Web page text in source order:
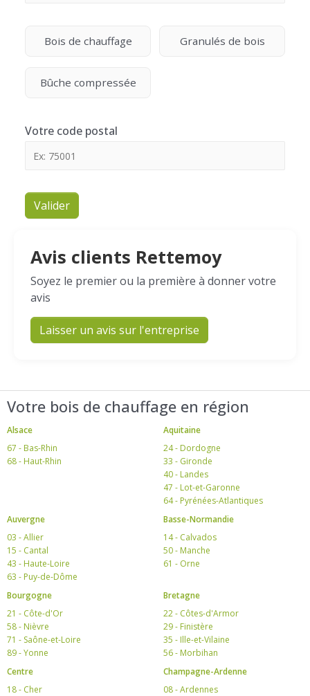
Bois de chauffage Granulés de bois
Bûche compressée
Votre code postal
Valider
Avis clients Rettemoy
Soyez le premier ou la première à donner votre
avis
Laisser un avis sur l'entreprise
Votre bois de chauffage en région
Alsace
67 - Bas-Rhin
68 - Haut-Rhin
Aquitaine
24 - Dordogne
33 - Gironde
40 - Landes
47 - Lot-et-Garonne
64 - Pyrénées-Atlantiques
Auvergne
03 - Allier
15 - Cantal
43 - Haute-Loire
63 - Puy-de-Dôme
Basse-Normandie
14 - Calvados
50 - Manche
61 - Orne
Bourgogne
21 - Côte-d'Or
58 - Nièvre
71 - Saône-et-Loire
89 - Yonne
Bretagne
22 - Côtes-d'Armor
29 - Finistère
35 - Ille-et-Vilaine
56 - Morbihan
Centre
18 - Cher
Champagne-Ardenne
08 - Ardennes